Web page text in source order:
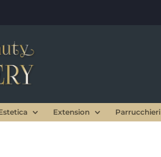
Extension Parrucchieri